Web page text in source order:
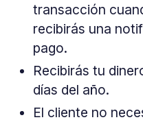
transacción
recibirás una
pago.
Recibirás tu
días del año.
El cliente no